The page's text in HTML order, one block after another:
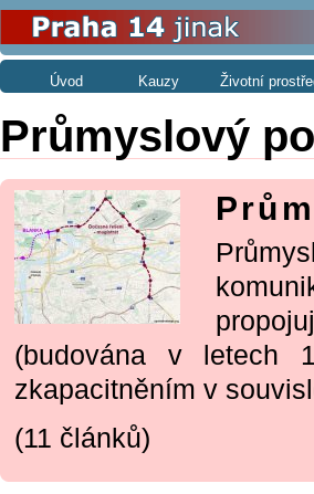
Úvod Kauzy Životní
Průmyslový
(budována v letech
zkapacitněním v
(11 článků)